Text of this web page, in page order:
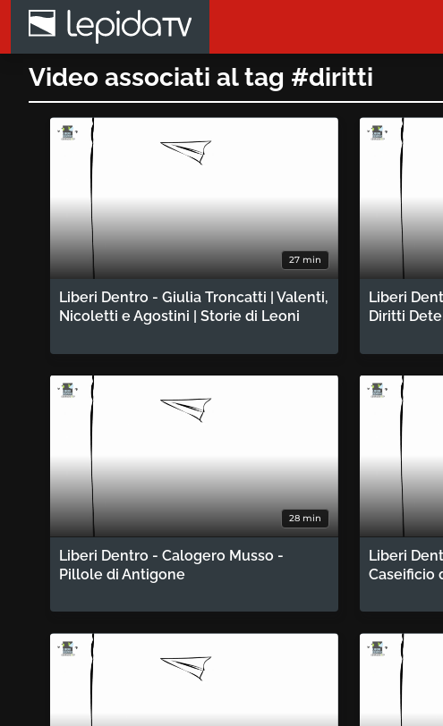
Salta al contenuto principale
Video associati al tag #diritti
27 min
Liberi Dentro - Giulia Troncatti | Valenti,
Nicoletti e Agostini | Storie di Leoni
Liberi
Diritti
28 min
Liberi Dentro - Calogero Musso -
Pillole di Antigone
Liberi
Caseificio